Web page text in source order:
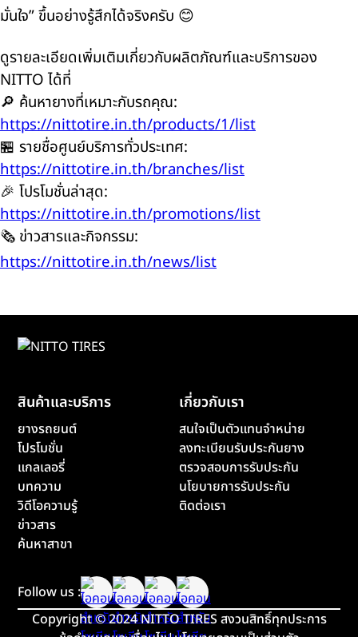
มั่นใจ” ขึ้นอย่างรู้สึกได้จริงครับ 😊
ดูรายละเอียดเพิ่มเติมเกี่ยวกับผลิตภัณฑ์และบริการของ
NITTO ได้ที่
🔎 ค้นหายางที่เหมาะกับรถคุณ:
https://nittotire.in.th/products/1/list
🏪 รายชื่อศูนย์บริการทั่วประเทศ:
https://nittotire.in.th/branches/list
🎉 โปรโมชั่นล่าสุด:
https://nittotire.in.th/promotions/list
🗞️ ข่าวสารและกิจกรรม:
https://nittotire.in.th/news/list
สินค้าและบริการ
ยางรถยนต์
โปรโมชั่น
แกลเลอรี่
บทความ
วิดีโอความรู้
ข่าวสาร
ค้นหาสาขา
เกี่ยวกับเรา
สนใจเป็นตัวแทนจำหน่าย
ลงทะเบียนรับประกันยาง
ตรวจสอบการรับประกัน
นโยบายการรับประกัน
ติดต่อเรา
Follow us :
Copyright©2024 NITTO TIRES สงวนสิทธิ์ทุกประการ